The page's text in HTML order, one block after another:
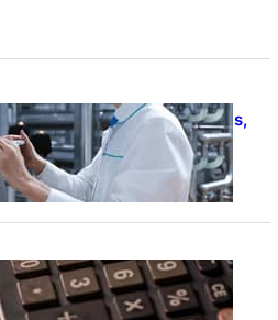
investe em máquinas novas,
tecnológica avança
de entidades empresariais,
regras da Reforma